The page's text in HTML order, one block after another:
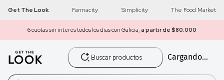
Get The Look Farmacity Simplicity The Food Market
6 cuotas sin interés todos los días con Galicia, a partir de $80.000
Buscar productos
Cargando...
1 get the look